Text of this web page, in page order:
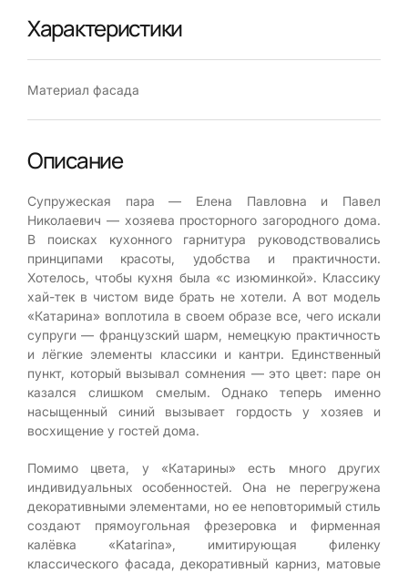
Характеристики
Материал фасада
Описание
Супружеская пара — Елена Павловна и Павел
Николаевич — хозяева просторного загородного дома.
В поисках кухонного гарнитура руководствовались
принципами красоты, удобства и практичности.
Хотелось, чтобы кухня была «с изюминкой». Классику
хай-тек в чистом виде брать не хотели. А вот модель
«Катарина» воплотила в своем образе все, чего искали
супруги — французский шарм, немецкую практичность
и лёгкие элементы классики и кантри. Единственный
пункт, который вызывал сомнения — это цвет: паре он
казался слишком смелым. Однако теперь именно
насыщенный синий вызывает гордость у хозяев и
восхищение у гостей дома.
Помимо цвета, у «Катарины» есть много других
индивидуальных особенностей. Она не перегружена
декоративными элементами, но ее неповторимый стиль
создают прямоугольная фрезеровка и фирменная
калёвка «Katarina», имитирующая филенку
классического фасада, декоративный карниз, матовые